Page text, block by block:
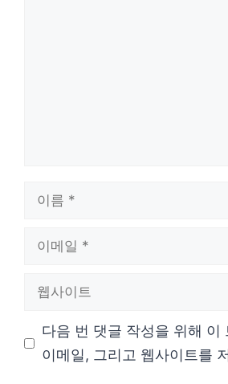
다음 번 댓글 작성을 위해 이
이메일, 그리고 웹사이트를